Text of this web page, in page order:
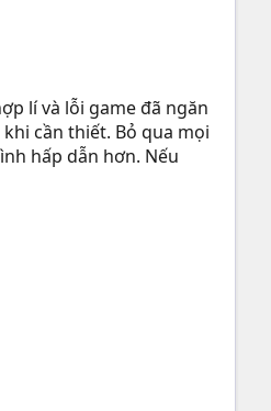
lí và lỗi game đã ngăn
cần thiết. Bỏ qua mọi
hấp dẫn hơn. Nếu